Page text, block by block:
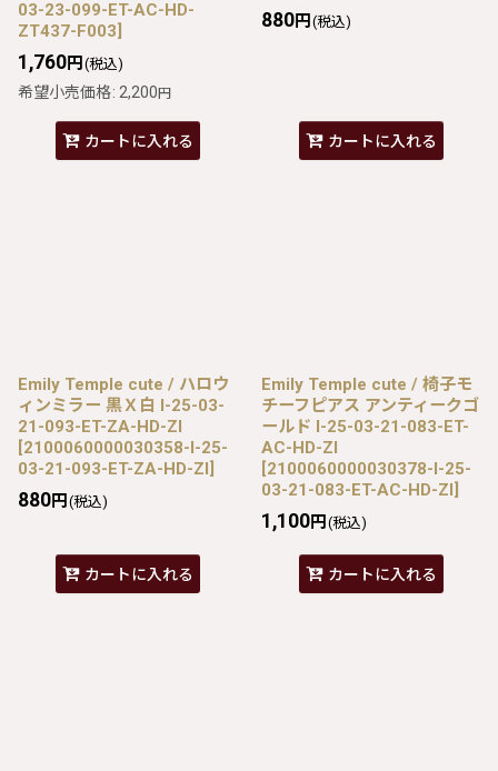
03-23-099-ET-AC-HD-
ZT437-F003]
1,760円 (税込)
希望小売価格: 2,200円
カートに入れる
880円 (税込)
カートに入れる
Emily Temple cute / ハロウ
ィンミラー 黒Ｘ白 I-25-03-
21-093-ET-ZA-HD-ZI
[2100060000030358-I-25-
03-21-093-ET-ZA-HD-ZI]
880円 (税込)
カートに入れる
Emily Temple cute / 椅子モ
チーフピアス アンティークゴ
ールド I-25-03-21-083-ET-
AC-HD-ZI
[2100060000030378-I-25-
03-21-083-ET-AC-HD-ZI]
1,100円 (税込)
カートに入れる